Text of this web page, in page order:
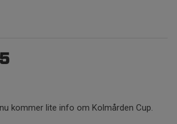
kommer lite info om Kolmården Cup.